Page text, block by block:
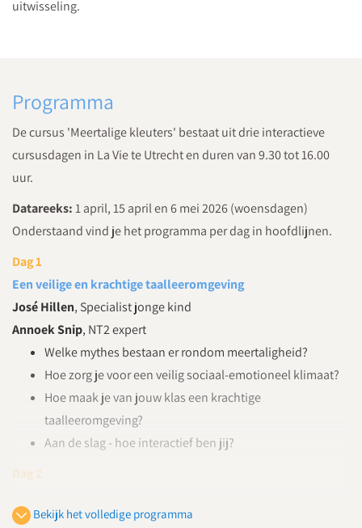
uitwisseling.
Programma
De cursus 'Meertalige kleuters' bestaat uit drie interactieve
cursusdagen in La Vie te Utrecht en duren van 9.30 tot 16.00
uur.
Datareeks:1 april, 15 april en 6 mei 2026 (woensdagen)
Onderstaand vind je het programma per dag in hoofdlijnen.
Dag 1
Een veilige en krachtige taalleeromgeving
José Hillen, Specialist jonge kind
Annoek Snip, NT2 expert
Welke mythes bestaan er rondom meertaligheid?
Hoe zorg je voor een veilig sociaal-emotioneel klimaat?
Hoe maak je van jouw klas een krachtige
taalleeromgeving?
Aan de slag - hoe interactief ben jij?
Dag 2
woordenschatonderwijs
Bekijk het volledige programma